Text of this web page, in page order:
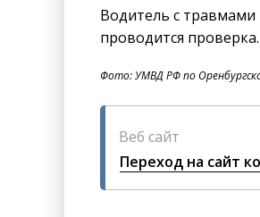
Водитель с травмами
проводится проверка.
Фото: УМВД РФ по
Веб сайт
Переход на сайт